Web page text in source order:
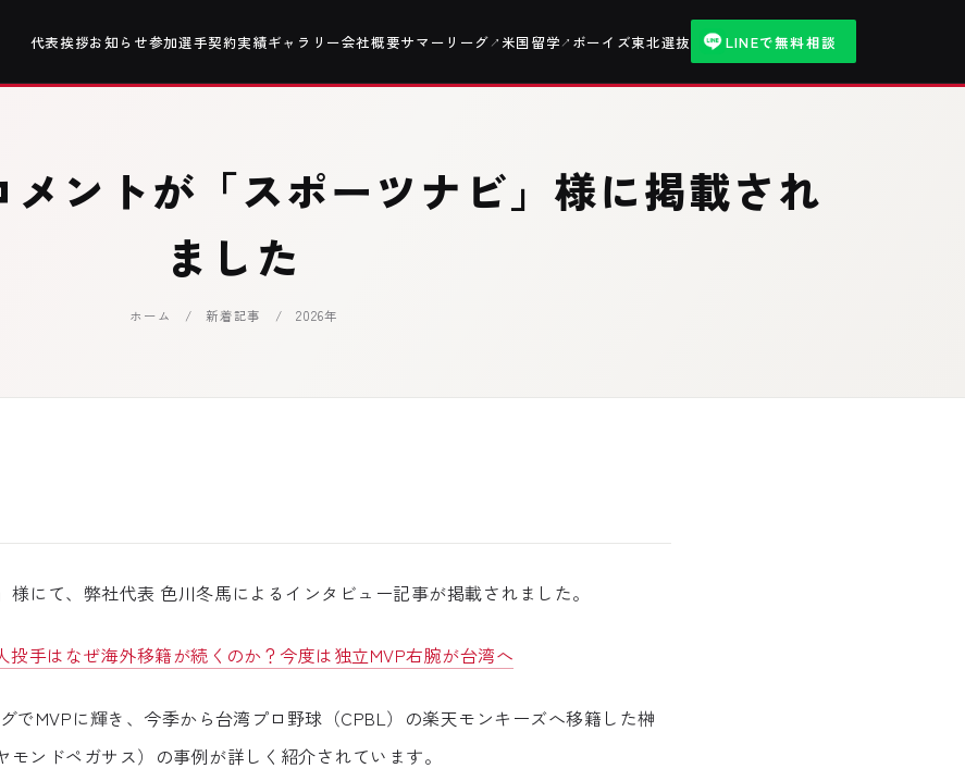
代表挨拶お知らせ参加選手契約実績ギャラリー会社概要サマーリーグ ↗ 米国留学 ↗ ボーイズ東北選抜 LINEで無料相談
ントが「スポーツナビ」様に掲載され
ました
ホーム / 新着記事 / 2026年
様にて、弊社代表 色川冬馬によるインタビュー記事が掲載されました。
投手はなぜ海外移籍が続くのか？今度は独立MVP右腕が台湾へ
でMVPに輝き、今季から台湾プロ野球（CPBL）の楽天モンキーズへ移籍した榊
ンドペガサス）の事例が詳しく紹介されています。